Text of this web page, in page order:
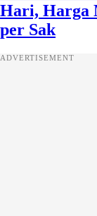
Hari, Harga
per Sak
ADVERTISEMENT